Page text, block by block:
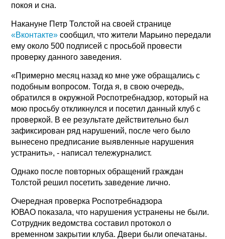
покоя и сна.
Накануне Петр Толстой на своей странице
«Вконтакте» сообщил, что жители Марьино передали
ему около 500 подписей с просьбой провести
проверку данного заведения.
«Примерно месяц назад ко мне уже обращались с
подобным вопросом. Тогда я, в свою очередь,
обратился в окружной Роспотребнадзор, который на
мою просьбу откликнулся и посетил данный клуб с
проверкой. В ее результате действительно был
зафиксирован ряд нарушений, после чего было
вынесено предписание выявленные нарушения
устранить», - написал тележурналист.
Однако после повторных обращений граждан
Толстой решил посетить заведение лично.
Очередная проверка Роспотребнадзора
ЮВАО показала, что нарушения устранены не были.
Сотрудник ведомства составил протокол о
временном закрытии клуба. Двери были опечатаны.